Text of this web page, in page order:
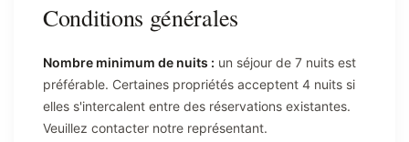
Conditions générales
Nombre minimum de nuits : un séjour de 7 nuits est
préférable. Certaines propriétés acceptent 4 nuits si
elles s'intercalent entre des réservations existantes.
Veuillez contacter notre représentant.